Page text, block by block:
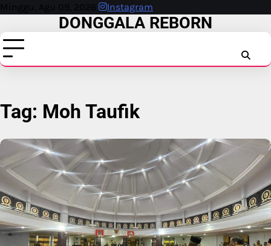
Skip
content
Minggu, Agu 09, 2026 Instagram
DONGGALA REBORN
Tag: Moh Taufik